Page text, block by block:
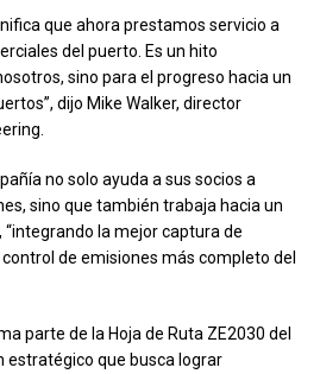
que ahora prestamos servicio a
del puerto. Es un hito
sino para el progreso hacia un
dijo Mike Walker, director
no solo ayuda a sus socios a
sino que también trabaja hacia un
la mejor captura de
de emisiones más completo del
parte de la Hoja de Ruta ZE2030 del
estratégico que busca lograr